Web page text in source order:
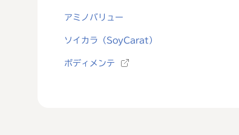
アミノバリュー
ソイカラ（SoyCarat）
ボディメンテ